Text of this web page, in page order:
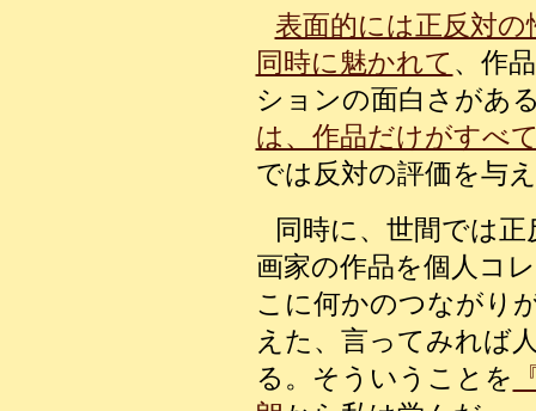
表面的には正反対
同時に魅かれて、作
ションの面白さがあ
は、作品だけがすべ
では反対の評価を与
同時に、世間では
画家の作品を個人コ
こに何かのつながり
えた、言ってみれば
る。そういうことを